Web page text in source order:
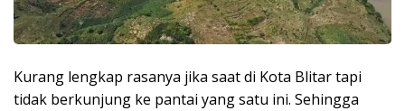
Kurang lengkap rasanya jika saat di Kota Blitar tapi
tidak berkunjung ke pantai yang satu ini. Sehingga